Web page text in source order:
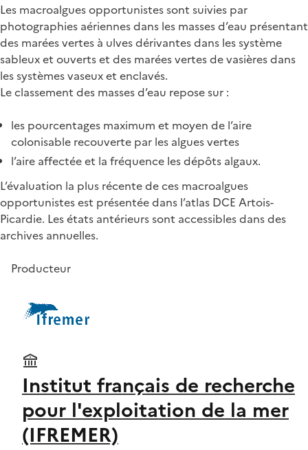
Les macroalgues opportunistes sont suivies par
photographies aériennes dans les masses d’eau présentant
des marées vertes à ulves dérivantes dans les système
sableux et ouverts et des marées vertes de vasières dans
les systèmes vaseux et enclavés.
Le classement des masses d’eau repose sur :
les pourcentages maximum et moyen de l’aire
colonisable recouverte par les algues vertes
l’aire affectée et la fréquence les dépôts algaux.
L’évaluation la plus récente de ces macroalgues
opportunistes est présentée dans l’atlas DCE Artois-
Picardie. Les états antérieurs sont accessibles dans des
archives annuelles.
Producteur
Institut français de recherche
pour l'exploitation de la mer
(IFREMER)